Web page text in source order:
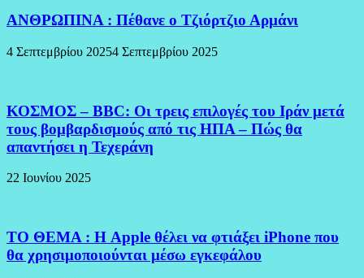
ΑΝΘΡΩΠΙΝΑ : Πέθανε ο Τζιόρτζιο Αρμάνι
4 Σεπτεμβρίου 20254 Σεπτεμβρίου 2025
ΚΟΣΜΟΣ – BBC: Οι τρεις επιλογές του Ιράν μετά
τους βομβαρδισμούς από τις ΗΠΑ – Πώς θα
απαντήσει η Τεχεράνη
22 Ιουνίου 2025
ΤΟ ΘΕΜΑ : Η Apple θέλει να φτιάξει iPhone που
θα χρησιμοποιούνται μέσω εγκεφάλου